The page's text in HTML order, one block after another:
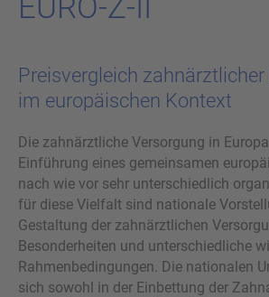
EURO-​Z-II
Preisvergleich
im europäischen Kontext
Die zahnärztliche Versorgung in
Einführung eines gemeinsamen
nach wie vor sehr unterschiedlich
für diese Vielfalt sind nationale
Gestaltung der zahnärztlichen
Besonderheiten und unterschiedliche
Rahmenbedingungen. Die nationalen
sich sowohl in der Einbettung der